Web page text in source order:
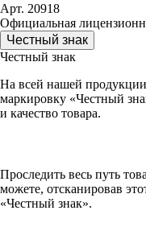
Арт. 20918
Официальная
Честный знак
Честный знак
На всей нашей
маркировку «Честный
и качество товара.
Проследить весь путь
можете, отсканировав
«Честный знак».